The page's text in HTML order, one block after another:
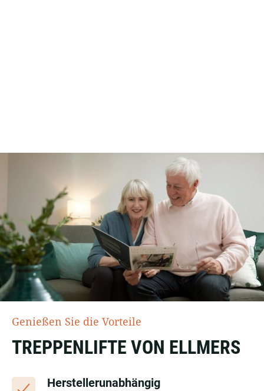
Genießen Sie die Vorteile
TREPPENLIFTE VON ELLMERS
Herstellerunabhängig